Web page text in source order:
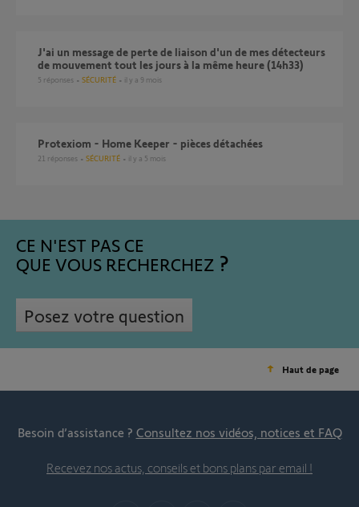
J'ai un message de perte de liaison d'un de mes détecteurs
de mouvement tout les jours à la même heure (14h33)
5 réponses SÉCURITÉ il y a 9 mois
Protexiom - Home Keeper - pièces détachées
21 réponses SÉCURITÉ il y a 5 mois
CE N'EST PAS CE
QUE VOUS RECHERCHEZ
Posez votre question
Haut de page
Besoin d’assistance ? Consultez nos vidéos, notices et FAQ
Recevez nos actus, conseils et bons plans par email !